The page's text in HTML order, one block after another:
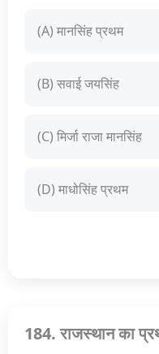
(A) मानसिंह प्रथम
(B) सवाई जयसिंह
(C) मिर्जा राजा मानसिंह
(D) माधोसिंह प्रथम
184. राजस्थान का